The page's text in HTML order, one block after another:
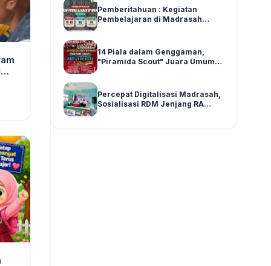
Pemberitahuan : Kegiatan
Pembelajaran di Madrasah
14 Piala dalam Genggaman,
"Piramida Scout" Juara Umum
Percepat Digitalisasi Madrasah,
Sosialisasi RDM Jenjang RA